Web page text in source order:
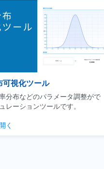
版｜統計学基礎講座
マンによるデータサイエンスの利
を当てた実践的な講座です
する